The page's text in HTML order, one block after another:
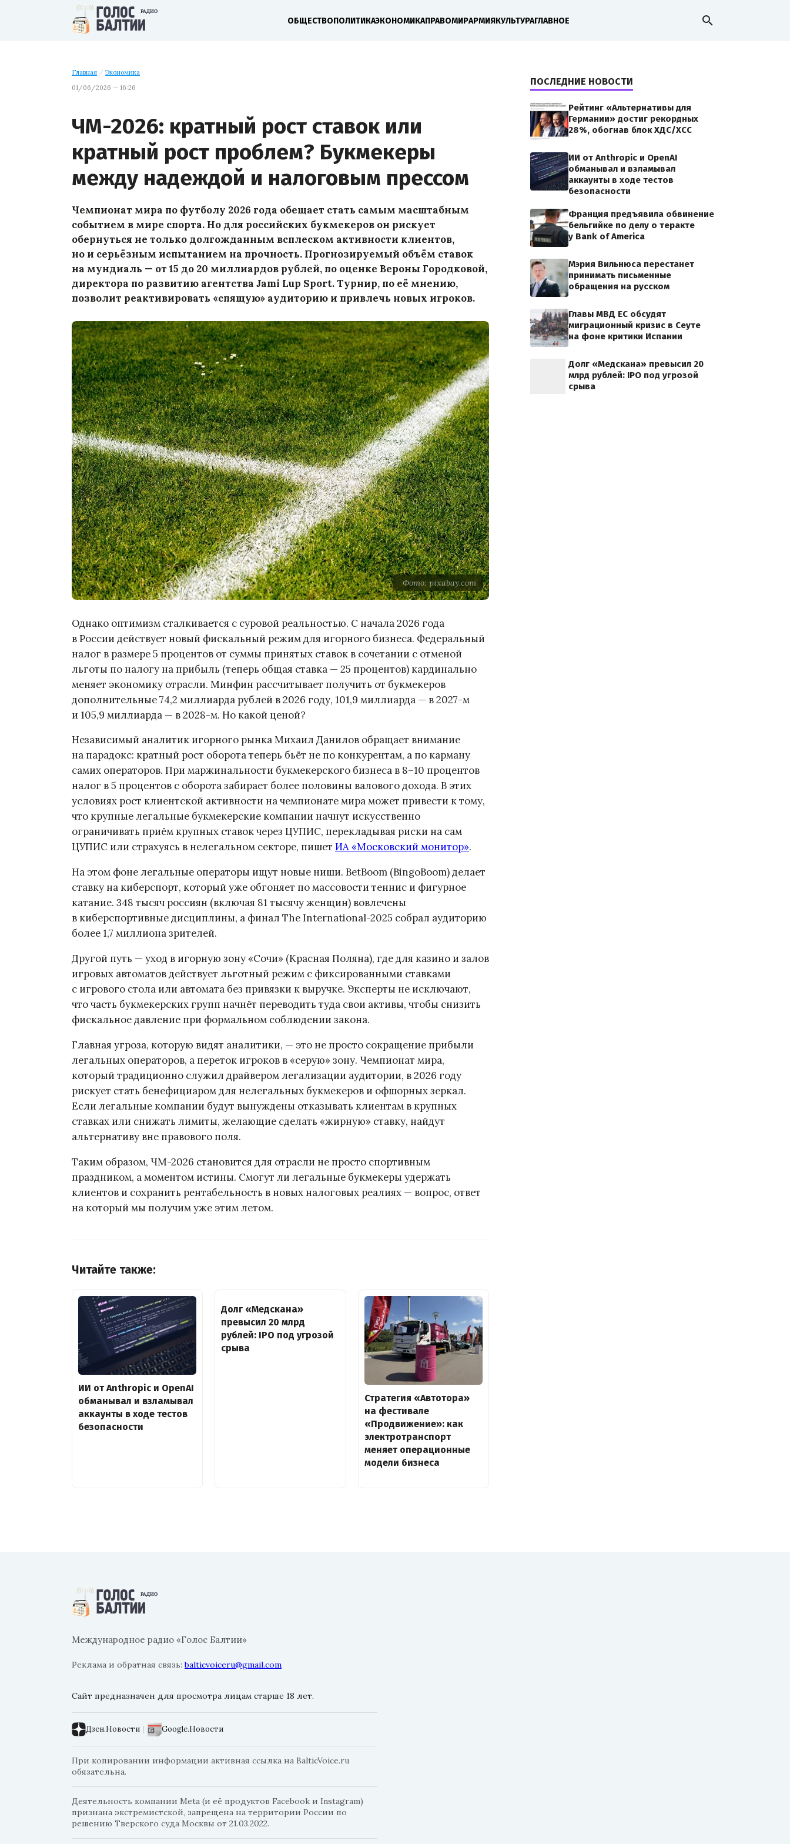
ОБЩЕСТВОПОЛИТИКАЭКОНОМИКАПРАВОМИРАРМИЯКУЛЬТУРАГЛАВНОЕ search
Главная / Экономика
01/06/2026 — 16:26
ЧМ-2026: кратный рост ставок или
кратный рост проблем? Букмекеры
между надеждой и налоговым прессом
Чемпионат мира по футболу 2026 года обещает стать самым масштабным
событием в мире спорта. Но для российских букмекеров он рискует
обернуться не только долгожданным всплеском активности клиентов,
но и серьёзным испытанием на прочность. Прогнозируемый объём ставок
на мундиаль — от 15 до 20 миллиардов рублей, по оценке Вероны Городковой,
директора по развитию агентства Jami Lup Sport. Турнир, по её мнению,
позволит реактивировать «спящую» аудиторию и привлечь новых игроков.
Фото: pixabay.com
Однако оптимизм сталкивается с суровой реальностью. С начала 2026 года
в России действует новый фискальный режим для игорного бизнеса. Федеральный
налог в размере 5 процентов от суммы принятых ставок в сочетании с отменой
льготы по налогу на прибыль (теперь общая ставка — 25 процентов) кардинально
меняет экономику отрасли. Минфин рассчитывает получить от букмекеров
дополнительные 74,2 миллиарда рублей в 2026 году, 101,9 миллиарда — в 2027-м
и 105,9 миллиарда — в 2028-м. Но какой ценой?
Независимый аналитик игорного рынка Михаил Данилов обращает внимание
на парадокс: кратный рост оборота теперь бьёт не по конкурентам, а по карману
самих операторов. При маржинальности букмекерского бизнеса в 8–10 процентов
налог в 5 процентов с оборота забирает более половины валового дохода. В этих
условиях рост клиентской активности на чемпионате мира может привести к тому,
что крупные легальные букмекерские компании начнут искусственно
ограничивать приём крупных ставок через ЦУПИС, перекладывая риски на сам
ЦУПИС или страхуясь в нелегальном секторе, пишет ИА «Московский монитор».
На этом фоне легальные операторы ищут новые ниши. BetBoom (BingoBoom) делает
ставку на киберспорт, который уже обгоняет по массовости теннис и фигурное
катание. 348 тысяч россиян (включая 81 тысячу женщин) вовлечены
в киберспортивные дисциплины, а финал The International-2025 собрал аудиторию
более 1,7 миллиона зрителей.
Другой путь — уход в игорную зону «Сочи» (Красная Поляна), где для казино и залов
игровых автоматов действует льготный режим с фиксированными ставками
с игрового стола или автомата без привязки к выручке. Эксперты не исключают,
что часть букмекерских групп начнёт переводить туда свои активы, чтобы снизить
фискальное давление при формальном соблюдении закона.
Главная угроза, которую видят аналитики, — это не просто сокращение прибыли
легальных операторов, а переток игроков в «серую» зону. Чемпионат мира,
который традиционно служил драйвером легализации аудитории, в 2026 году
рискует стать бенефициаром для нелегальных букмекеров и офшорных зеркал.
Если легальные компании будут вынуждены отказывать клиентам в крупных
ставках или снижать лимиты, желающие сделать «жирную» ставку, найдут
альтернативу вне правового поля.
Таким образом, ЧМ-2026 становится для отрасли не просто спортивным
праздником, а моментом истины. Смогут ли легальные букмекеры удержать
клиентов и сохранить рентабельность в новых налоговых реалиях — вопрос, ответ
на который мы получим уже этим летом.
Читайте также:
ИИ от Anthropic и OpenAI
обманывал и взламывал
аккаунты в ходе тестов
безопасности
Долг «Медскана»
превысил 20 млрд
рублей: IPO под угрозой
срыва
Стратегия «Автотора»
на фестивале
«Продвижение»: как
электротранспорт
меняет операционные
модели бизнеса
ПОСЛЕДНИЕ НОВОСТИ
Рейтинг «Альтернативы для
Германии» достиг рекордных
28%, обогнав блок ХДС/ХСС
ИИ от Anthropic и OpenAI
обманывал и взламывал
аккаунты в ходе тестов
безопасности
Франция предъявила обвинение
бельгийке по делу о теракте
у Bank of America
Мэрия Вильнюса перестанет
принимать письменные
обращения на русском
Главы МВД ЕС обсудят
миграционный кризис в Сеуте
на фоне критики Испании
Долг «Медскана» превысил 20
млрд рублей: IPO под угрозой
срыва
Международное радио «Голос Балтии»
Реклама и обратная связь:balticvoiceru@gmail.com
Сайт предназначен для просмотра лицам старше 18 лет.
Дзен.Новости Google.Новости
При копировании информации активная ссылка на BalticVoice.ru
обязательна.
Деятельность компании Meta (и её продуктов Facebook и Instagram)
признана экстремистской, запрещена на территории России по
решению Тверского суда Москвы от 21.03.2022.